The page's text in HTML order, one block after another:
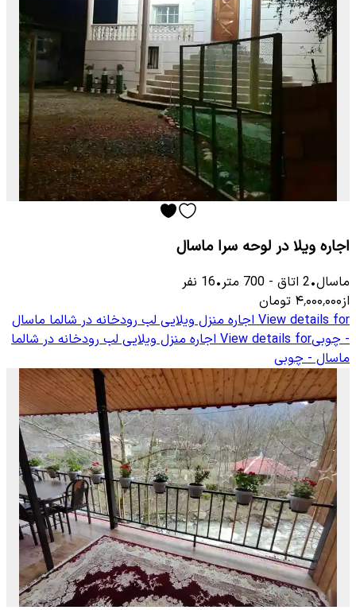
اجاره ویلا در لوحه سرا ماسال
ماسال•
2 اتاق -
700 متر•
16 نفر
از۴٬۰۰۰٬۰۰۰ تومان
View details for اجاره منزل ویلایی لب رودخانه در شالما ماسال
- چوبیView details for اجاره منزل ویلایی لب رودخانه در شالما
ماسال - چوبی